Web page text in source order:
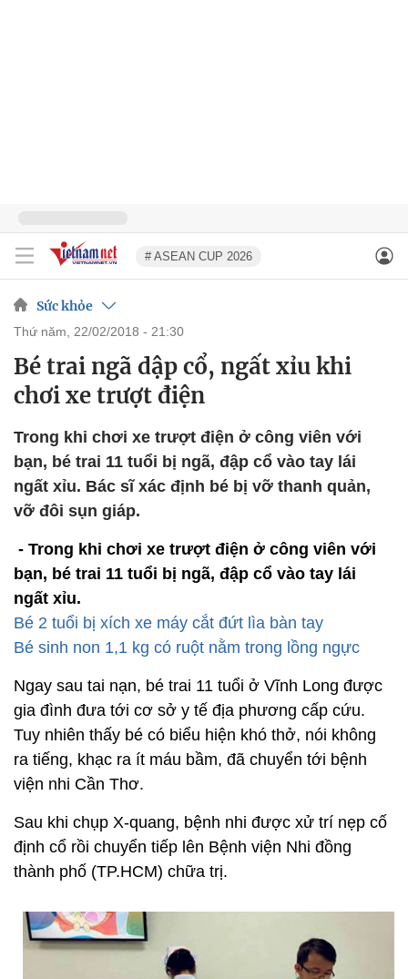
# ASEAN CUP 2026
Sức khỏe
thứ năm, 22/02/2018 - 21:30
Bé trai ngã dập cổ, ngất xỉu khi
chơi xe trượt điện
Trong khi chơi xe trượt điện ở công viên với
bạn, bé trai 11 tuổi bị ngã, đập cổ vào tay lái
ngất xỉu. Bác sĩ xác định bé bị vỡ thanh quản,
vỡ đôi sụn giáp.
- Trong khi chơi xe trượt điện ở công viên với
bạn, bé trai 11 tuổi bị ngã, đập cổ vào tay lái
ngất xỉu.
Bé 2 tuổi bị xích xe máy cắt đứt lìa bàn tay
Bé sinh non 1,1 kg có ruột nằm trong lồng ngực
Ngay sau tai nạn, bé trai 11 tuổi ở Vĩnh Long được
gia đình đưa tới cơ sở y tế địa phương cấp cứu.
Tuy nhiên thấy bé có biểu hiện khó thở, nói không
ra tiếng, khạc ra ít máu bầm, đã chuyển tới bệnh
viện nhi Cần Thơ.
Sau khi chụp X-quang, bệnh nhi được xử trí nẹp cố
định cổ rồi chuyển tiếp lên Bệnh viện Nhi đồng
thành phố (TP.HCM) chữa trị.